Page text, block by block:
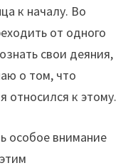
к началу. Во
от одного
свои деяния,
о том, что
относился к этому.
особое внимание